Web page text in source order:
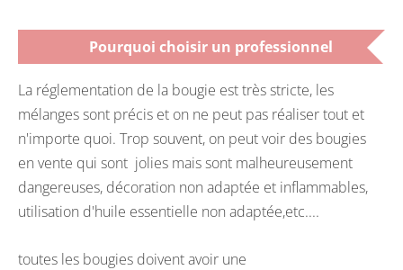
Pourquoi choisir un professionnel
La réglementation de la bougie est très stricte, les
mélanges sont précis et on ne peut pas réaliser tout et
n'importe quoi. Trop souvent, on peut voir des bougies
en vente qui sont jolies mais sont malheureusement
dangereuses, décoration non adaptée et inflammables,
utilisation d'huile essentielle non adaptée,etc....
toutes les bougies doivent avoir une